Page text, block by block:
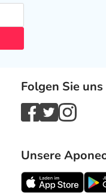
Folgen Sie uns
Unsere